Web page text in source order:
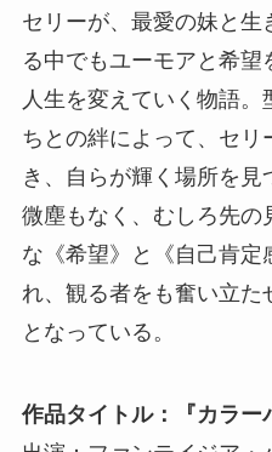
セリーが、最愛の妹と生
る中でもユーモアと希
人生を変えていく物語
ちとの絆によって、セリ
き、自らが輝く場所を
微塵もなく、むしろ先の
な《希望》と《自己肯定
れ、観る者をも奮い立た
となっている。
作品タイトル：『カラー